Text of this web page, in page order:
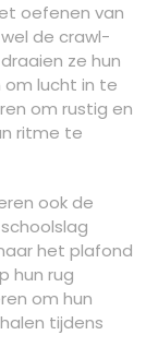
oefenen van
de crawl-
ze hun
om lucht in te
om rustig en
ritme te
ook de
het plafond
hun rug
om hun
tijdens